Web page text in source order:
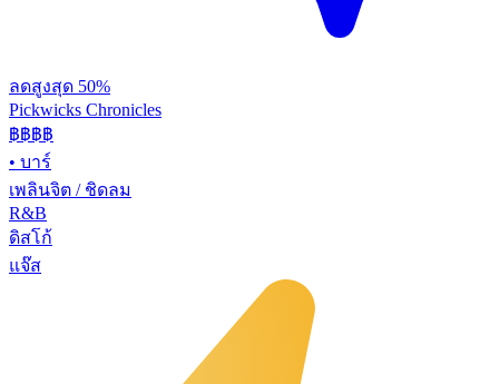
ลดสูงสุด 50%
Pickwicks Chronicles
฿฿฿฿
• บาร์
เพลินจิต / ชิดลม
R&B
ดิสโก้
แจ๊ส